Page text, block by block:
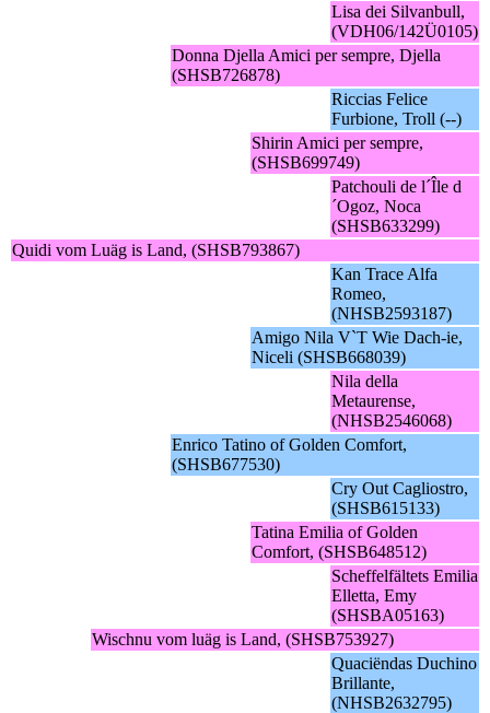
Lisa dei Silvanbull,
(VDH06/142Ü0105)
Donna Djella Amici per sempre, Djella
(SHSB726878)
Riccias Felice
Furbione, Troll (--)
Shirin Amici per sempre,
(SHSB699749)
Patchouli de l´Île d
´Ogoz, Noca
(SHSB633299)
Quidi vom Luäg is Land, (SHSB793867)
Kan Trace Alfa
Romeo,
(NHSB2593187)
Amigo Nila V`T Wie Dach-ie,
Niceli (SHSB668039)
Nila della
Metaurense,
(NHSB2546068)
Enrico Tatino of Golden Comfort,
(SHSB677530)
Cry Out Cagliostro,
(SHSB615133)
Tatina Emilia of Golden
Comfort, (SHSB648512)
Scheffelfältets Emilia
Elletta, Emy
(SHSBA05163)
Wischnu vom luäg is Land, (SHSB753927)
Quaciëndas Duchino
Brillante,
(NHSB2632795)